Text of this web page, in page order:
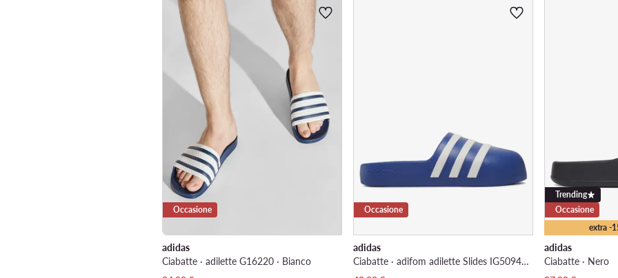
Occasione
adidas
Ciabatte · adilette G16220 · Bianco
Occasione
adidas
Ciabatte · adifom adilette Slides IG5094 · Blu scuro
extra -
Trending
Occasione
adidas
Ciabatte · Nero